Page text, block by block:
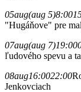
05aug(aug 5)8:00
"Hugáňove" pre
07aug(aug 7)19:00
ľudového spevu a
08aug16:0022:00
Jenkovciach